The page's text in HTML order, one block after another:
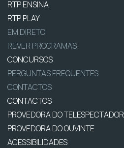
RTP ENSINA
RTP PLAY
EM DIRETO
REVER PROGRAMAS
CONCURSOS
PERGUNTAS FREQUENTES
CONTACTOS
CONTACTOS
PROVEDORA DO TELESPECTADOR
PROVEDORA DO OUVINTE
ACESSIBILIDADES